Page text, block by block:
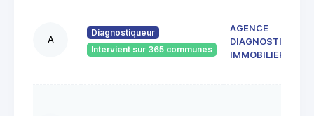
A
Diagnostiqueur
Intervient sur 365 communes
AGENCE
DIAGNOSTIC
IMMOBILIER